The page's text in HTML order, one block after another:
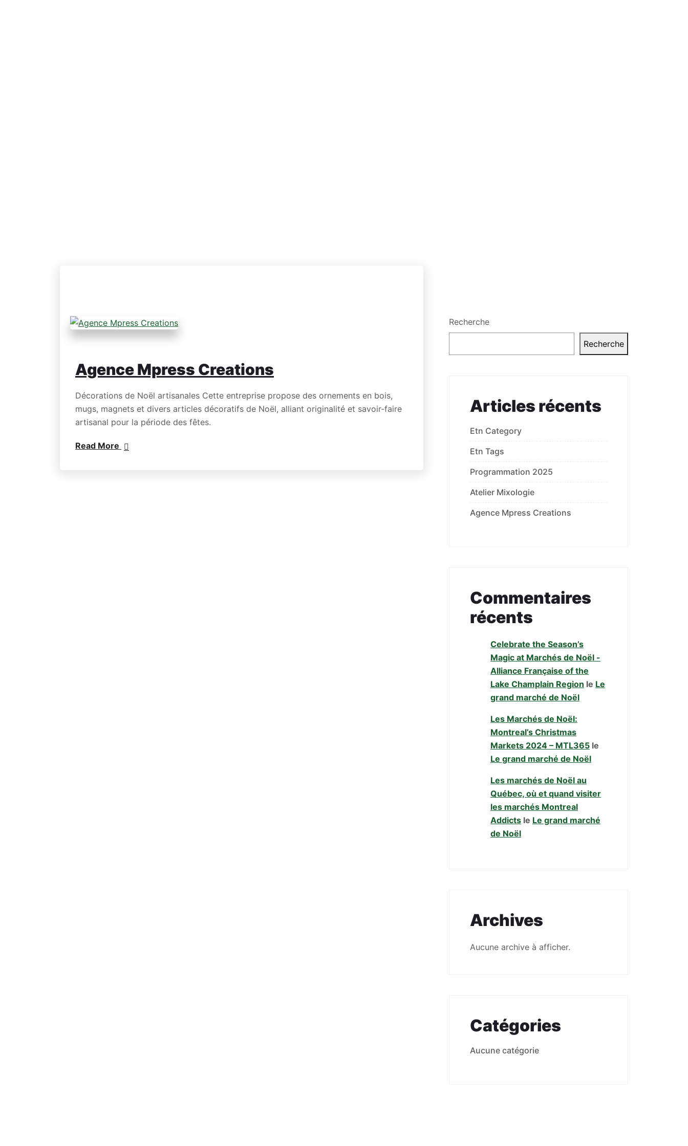
Agence Mpress Creations
Décorations de Noël artisanales Cette entreprise propose des ornements en bois,
mugs, magnets et divers articles décoratifs de Noël, alliant originalité et savoir-faire
artisanal pour la période des fêtes.
Read More
Recherche
Recherche
Articles récents
Etn Category
Etn Tags
Programmation 2025
Atelier Mixologie
Agence Mpress Creations
Commentaires
récents
Celebrate the Season’s
Magic at Marchés de Noël -
Alliance Française of the
Lake Champlain Region le Le
grand marché de Noël
Les Marchés de Noël:
Montreal’s Christmas
Markets 2024 – MTL365 le
Le grand marché de Noël
Les marchés de Noël au
Québec, où et quand visiter
les marchés Montreal
Addicts le Le grand marché
de Noël
Archives
Aucune archive à afficher.
Catégories
Aucune catégorie